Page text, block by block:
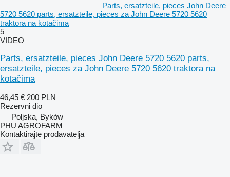
Parts, ersatzteile, pieces John Deere
5720 5620 parts, ersatzteile, pieces za John Deere 5720 5620
traktora na kotačima
5
VIDEO
Parts, ersatzteile, pieces John Deere 5720 5620 parts,
ersatzteile, pieces za John Deere 5720 5620 traktora na
kotačima
46,45 € 200 PLN
Rezervni dio
Poljska, Byków
PHU AGROFARM
Kontaktirajte prodavatelja